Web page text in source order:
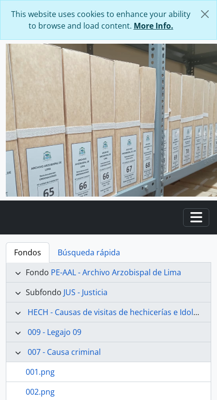
This website uses cookies to enhance your ability
to browse and load content. More Info.
Fondos
Búsqueda rápida
Fondo PE-AAL - Archivo Arzobispal de Lima
Subfondo JUS - Justicia
HECH - Causas de visitas de hechicerías e Idolatrías
009 - Legajo 09
007 - Causa criminal
001.png
002.png